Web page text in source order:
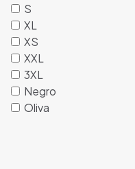
S
XL
XS
XXL
3XL
Negro
Oliva